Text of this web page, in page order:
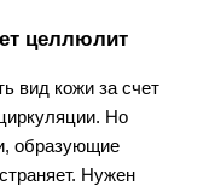
целлюлит
вид кожи за счет
Но
образующие
Нужен